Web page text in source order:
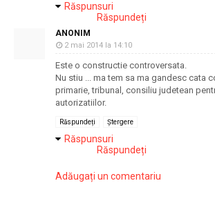
Răspunsuri
Răspundeți
ANONIM
2 mai 2014 la 14:10
Este o constructie controversata.
Nu stiu ... ma tem sa ma gandesc cata
primarie, tribunal, consiliu judetean
autorizatiilor.
Răspundeți Ștergere
Răspunsuri
Răspundeți
Adăugați un comentariu